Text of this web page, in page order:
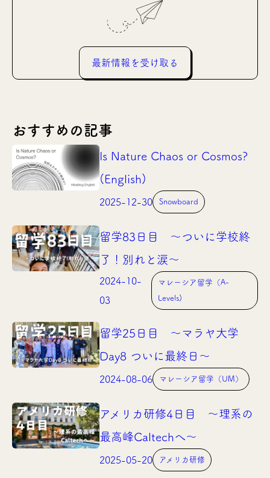
最新情報を受け取る
おすすめの記事
Is Nature Chaos or Cosmos?
(English)
2025-12-30 Snowboard
留学83日目 〜ついに学校終
了！別れと涙〜
2024-10-
03
マレーシア留学（A-
Levels)
留学25日目 〜マラヤ大学
Day8 ついに最終日〜
2024-08-06 マレーシア留学（UM）
アメリカ研修4日目 〜理系の
最高峰Caltechへ〜
2025-05-20 アメリカ研修